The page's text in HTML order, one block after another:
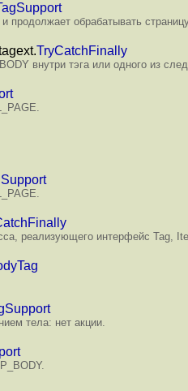
продолжает обрабатывать
TryCatchFinally
внутри тэга или одного из
реализующего интерфейс Tag,
тела: нет акции.